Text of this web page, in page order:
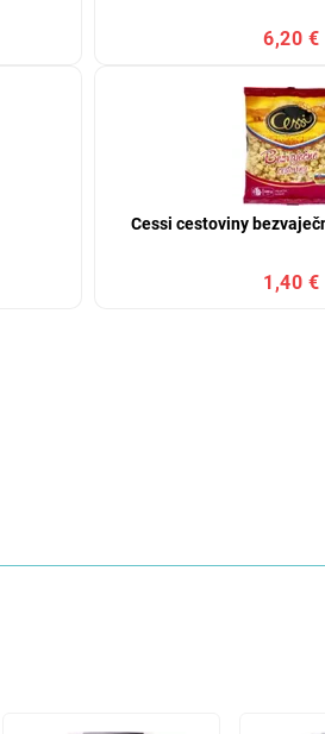
6,20 €
Cessi cestoviny
1,40 €